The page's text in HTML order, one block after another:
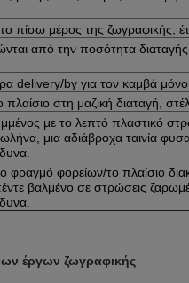
πίσω μέρος της ζωγραφικής,
από την ποσότητα διαταγής
delivery/by για τον καμβά
πλαίσιο στη μαζική διαταγή,
με το λεπτό πλαστικό
μια αδιάβροχα ταινία
φραγμό φορείων/το πλαίσιο
βαλμένο σε στρώσεις
έργων ζωγραφικής